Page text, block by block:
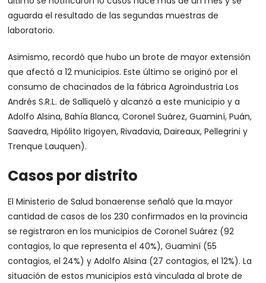
aguarda el resultado de las segundas muestras de
laboratorio.
Asimismo, recordó que hubo un brote de mayor extensión
que afectó a 12 municipios. Este último se originó por el
consumo de chacinados de la fábrica Agroindustria Los
Andrés S.R.L. de Salliqueló y alcanzó a este municipio y a
Adolfo Alsina, Bahía Blanca, Coronel Suárez, Guaminí, Puán,
Saavedra, Hipólito Irigoyen, Rivadavia, Daireaux, Pellegrini y
Trenque Lauquen).
Casos por distrito
El Ministerio de Salud bonaerense señaló que la mayor
cantidad de casos de los 230 confirmados en la provincia
se registraron en los municipios de Coronel Suárez (92
contagios, lo que representa el 40%), Guaminí (55
contagios, el 24%) y Adolfo Alsina (27 contagios, el 12%). La
situación de estos municipios está vinculada al brote de